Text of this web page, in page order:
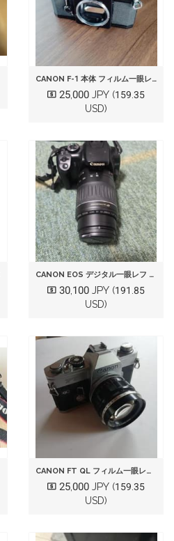
CANON F-1 本体 フィルム一眼レフカメラ
25,000 JPY (159.35
USD)
CANON EOS デジタル一眼レフ 本体 ズームレンズセット
30,100 JPY (191.85
USD)
CANON FT QL フィルム一眼レフカメラ 本体
25,000 JPY (159.35
USD)